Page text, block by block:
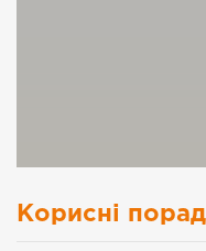
Корисні